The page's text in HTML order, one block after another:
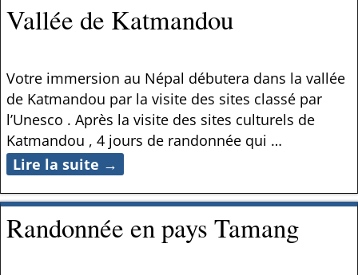
Vallée de Katmandou
Votre immersion au Népal débutera dans la vallée
de Katmandou par la visite des sites classé par
l’Unesco . Après la visite des sites culturels de
Katmandou , 4 jours de randonnée qui …
Lire la suite →
Randonnée en pays Tamang